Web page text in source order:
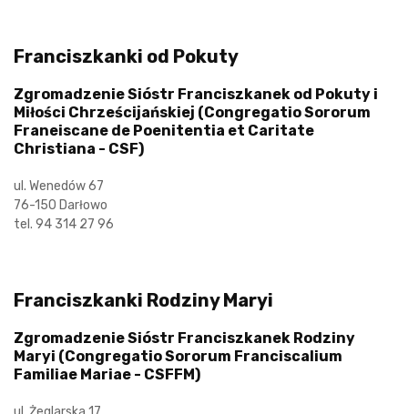
Franciszkanki od Pokuty
Zgromadzenie Sióstr Franciszkanek od Pokuty i
Miłości Chrześcijańskiej (Congregatio Sororum
Franeiscane de Poenitentia et Caritate
Christiana - CSF)
ul. Wenedów 67
76-150 Darłowo
tel. 94 314 27 96
Franciszkanki Rodziny Maryi
Zgromadzenie Sióstr Franciszkanek Rodziny
Maryi (Congregatio Sororum Franciscalium
Familiae Mariae - CSFFM)